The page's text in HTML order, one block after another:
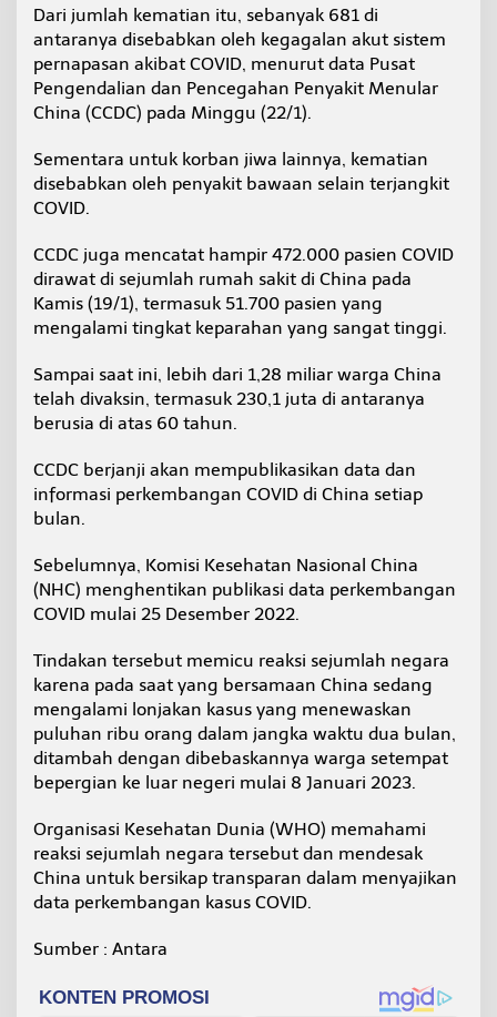
Dari jumlah kematian itu, sebanyak 681 di
antaranya disebabkan oleh kegagalan akut sistem
pernapasan akibat COVID, menurut data Pusat
Pengendalian dan Pencegahan Penyakit Menular
China (CCDC) pada Minggu (22/1).
Sementara untuk korban jiwa lainnya, kematian
disebabkan oleh penyakit bawaan selain terjangkit
COVID.
CCDC juga mencatat hampir 472.000 pasien COVID
dirawat di sejumlah rumah sakit di China pada
Kamis (19/1), termasuk 51.700 pasien yang
mengalami tingkat keparahan yang sangat tinggi.
Sampai saat ini, lebih dari 1,28 miliar warga China
telah divaksin, termasuk 230,1 juta di antaranya
berusia di atas 60 tahun.
CCDC berjanji akan mempublikasikan data dan
informasi perkembangan COVID di China setiap
bulan.
Sebelumnya, Komisi Kesehatan Nasional China
(NHC) menghentikan publikasi data perkembangan
COVID mulai 25 Desember 2022.
Tindakan tersebut memicu reaksi sejumlah negara
karena pada saat yang bersamaan China sedang
mengalami lonjakan kasus yang menewaskan
puluhan ribu orang dalam jangka waktu dua bulan,
ditambah dengan dibebaskannya warga setempat
bepergian ke luar negeri mulai 8 Januari 2023.
Organisasi Kesehatan Dunia (WHO) memahami
reaksi sejumlah negara tersebut dan mendesak
China untuk bersikap transparan dalam menyajikan
data perkembangan kasus COVID.
Sumber : Antara